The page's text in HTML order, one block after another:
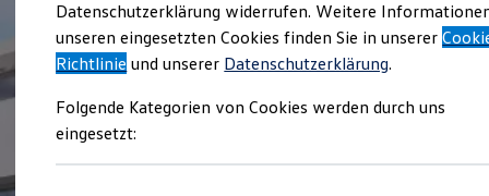
Kommunen & Behörden
Journalisten
Sportvereine
Branchenlösungen
Gewerbliche Personenbeförderung
Service & mobile Werkstätten
Menschen mit Behinderung
Datenschutzerklärung widerrufen. Weitere
unseren eingesetzten Cookies finden Sie in unserer
Richtlinie und unserer Datenschutzerklärung.
Folgende Kategorien von Cookies werden durch uns
eingesetzt: